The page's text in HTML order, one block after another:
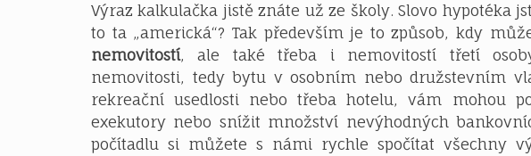
Výraz kalkulačka jistě znáte už ze školy. Slovo hypotéka
to ta „americká“? Tak především je to způsob, kdy
nemovitostí, ale také třeba i nemovitostí třetí
nemovitosti, tedy bytu v osobním nebo družstevním
rekreační usedlosti nebo třeba hotelu, vám mohou
exekutory nebo snížit množství nevýhodných
počítadlu si můžete s námi rychle spočítat všechny